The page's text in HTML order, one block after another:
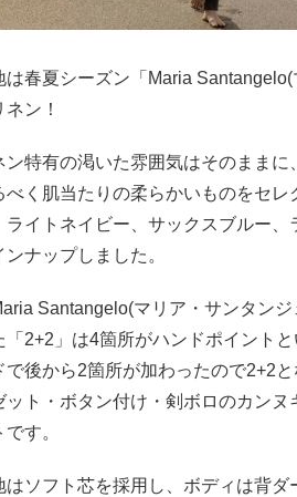
は春夏シーズン「Maria
ン！
ン特有の渇いた雰囲気はそのまま
べく肌当たりの柔らかいものをセ
ライトネイビー、サックスブルー
ンナップしました。
Santangelo(マリア・サンタン
「2+2」は4箇所がハンドポイント
で後から2箇所が加わったので2+2
ット・ボタン付け・剣ボロのカン
す。
はソフト芯を採用し、ボディは背